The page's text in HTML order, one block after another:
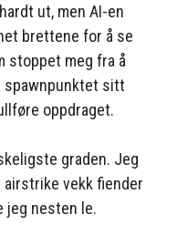
ut, men AI-en
brettene for å se
stoppet meg fra å
spawnpunktet sitt
oppdraget.
graden. Jeg
airstrike vekk fiender
jeg nesten le.